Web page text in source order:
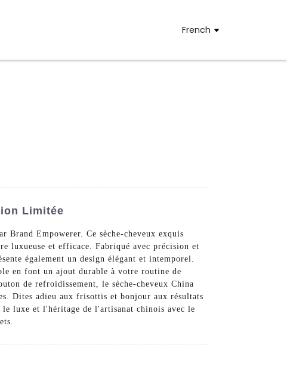
French
Limitée
Brand Empowerer. Ce sèche-cheveux exquis
luxueuse et efficace. Fabriqué avec précision et
également un design élégant et intemporel.
en font un ajout durable à votre routine de
de refroidissement, le sèche-cheveux China
Dites adieu aux frisottis et bonjour aux résultats
le luxe et l'héritage de l'artisanat chinois avec le